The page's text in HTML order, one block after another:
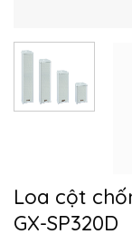
Loa cột
GX-SP320D